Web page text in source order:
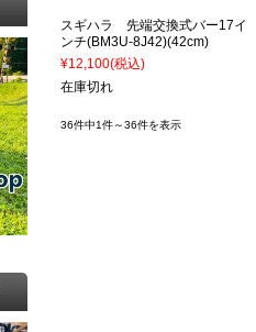
スギハラ 先端交換式バー17イ
ンチ(BM3U-8J42)(42cm)
¥12,100(税込)
在庫切れ
36件中1件～36件を表示